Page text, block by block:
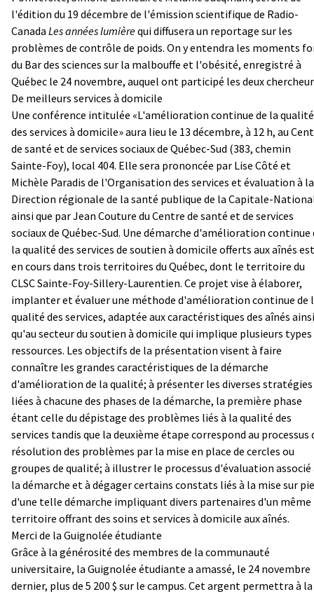
l'édition du 19 décembre de l'émission scientifique de Radio-
Canada Les années lumièrequi diffusera un reportage sur les
problèmes de contrôle de poids. On y entendra les moments
du Bar des sciences sur la malbouffe et l'obésité, enregistré à
Québec le 24 novembre, auquel ont participé les deux
De meilleurs services à domicile
Une conférence intitulée «L'amélioration continue de la qualité
des services à domicile» aura lieu le 13 décembre, à 12 h, au
de santé et de services sociaux de Québec-Sud (383, chemin
Sainte-Foy), local 404. Elle sera prononcée par Lise Côté et
Michèle Paradis de l'Organisation des services et évaluation à la
Direction régionale de la santé publique de la Capitale-
ainsi que par Jean Couture du Centre de santé et de services
sociaux de Québec-Sud. Une démarche d'amélioration continue
la qualité des services de soutien à domicile offerts aux aînés est
en cours dans trois territoires du Québec, dont le territoire du
CLSC Sainte-Foy-Sillery-Laurentien. Ce projet vise à élaborer,
implanter et évaluer une méthode d'amélioration continue de
qualité des services, adaptée aux caractéristiques des aînés ainsi
qu'au secteur du soutien à domicile qui implique plusieurs types
ressources. Les objectifs de la présentation visent à faire
connaître les grandes caractéristiques de la démarche
d'amélioration de la qualité; à présenter les diverses stratégies
liées à chacune des phases de la démarche, la première phase
étant celle du dépistage des problèmes liés à la qualité des
services tandis que la deuxième étape correspond au processus
résolution des problèmes par la mise en place de cercles ou
groupes de qualité; à illustrer le processus d'évaluation associé
la démarche et à dégager certains constats liés à la mise sur
d'une telle démarche impliquant divers partenaires d'un même
territoire offrant des soins et services à domicile aux aînés.
Merci de la Guignolée étudiante
Grâce à la générosité des membres de la communauté
universitaire, la Guignolée étudiante a amassé, le 24 novembre
dernier, plus de 5 200 $ sur le campus. Cet argent permettra à la